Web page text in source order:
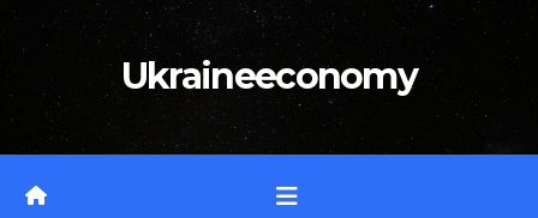
Перейти
Ukraineeconomy